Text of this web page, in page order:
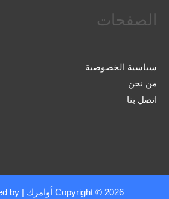
الصفحات
سياسية الخصوصية
من نحن
اتصل بنا
Copyright © 2026 أوامرك